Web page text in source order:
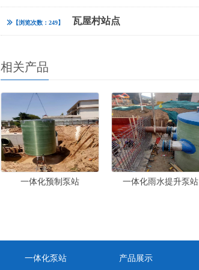
【浏览次数：249】 瓦屋村站点
相关产品
一体化预制泵站 一体化雨水提升泵站
一体化泵站 产品展示